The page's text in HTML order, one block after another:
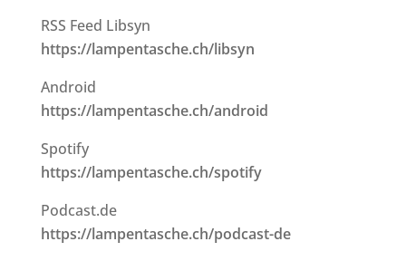
RSS Feed Libsyn
https://lampentasche.ch/libsyn
Android
https://lampentasche.ch/android
Spotify
https://lampentasche.ch/spotify
Podcast.de
https://lampentasche.ch/podcast-de